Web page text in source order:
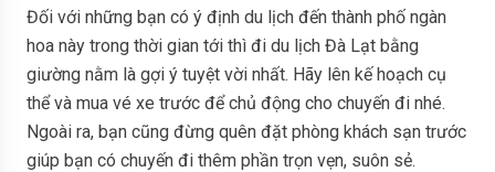
Đối với những bạn có ý định du lịch đến thành phố ngàn
hoa này trong thời gian tới thì đi du lịch Đà Lạt bằng
giường nằm là gợi ý tuyệt vời nhất. Hãy lên kế hoạch cụ
thể và mua vé xe trước để chủ động cho chuyến đi nhé.
Ngoài ra, bạn cũng đừng quên đặt phòng khách sạn trước
giúp bạn có chuyến đi thêm phần trọn vẹn, suôn sẻ.